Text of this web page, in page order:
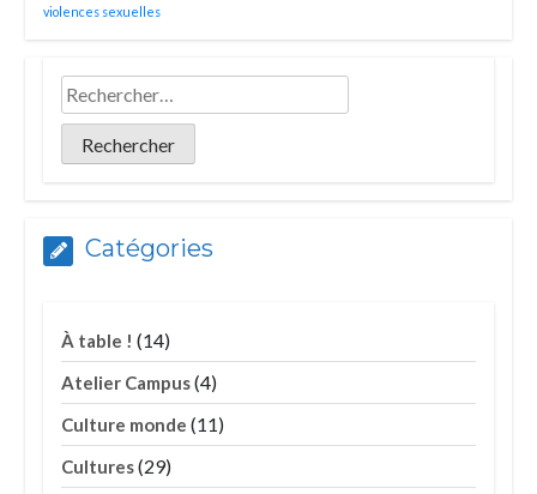
violences sexuelles
Catégories
À table ! (14)
Atelier Campus(4)
Culture monde (11)
Cultures(29)